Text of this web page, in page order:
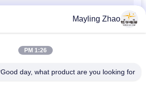
Mayling Zhao
1:26 PM
Good day, what product are you looking for?